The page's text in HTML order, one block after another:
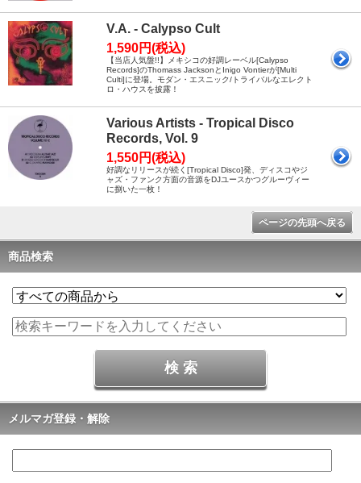
V.A. - Calypso Cult
1,590円(税込)
【当店人気盤!!】メキシコの好調レーベル[Calypso
Records]のThomass JacksonとInigo Vontierが[Multi
Culti]に登場。モダン・エスニック/トライバルなエレクト
ロ・ハウスを披露！
Various Artists - Tropical Disco
Records, Vol. 9
1,550円(税込)
好調なリリースが続く[Tropical Disco]発、ディスコやジ
ャズ・ファンク方面の音源をDJユースかつグルーヴィー
に捌いた一枚！
ページの先頭へ戻る
商品検索
メルマガ登録・解除